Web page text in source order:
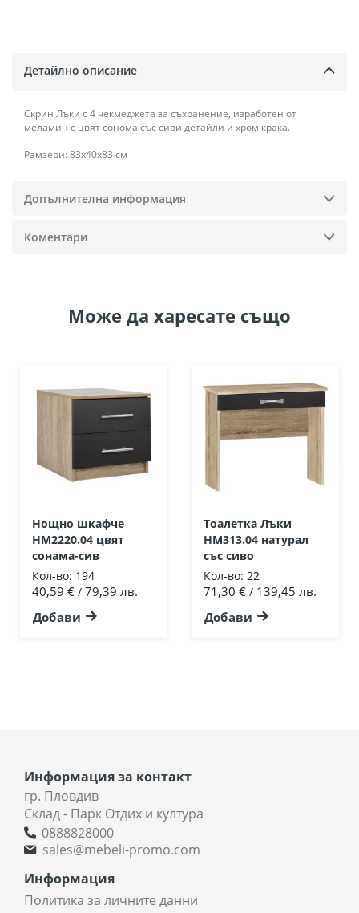
Детайлно описание
Скрин Лъки с 4 чекмеджета за съхранение, изработен от
меламин с цвят сонома със сиви детайли и хром крака.
Рамзери: 83x40x83 см
Допълнителна информация
Коментари
Може да харесате също
Нощно шкафче
HM2220.04 цвят
сонама-сив
Кол-во: 194
40,59 € / 79,39 лв.
Добави
Тоалетка Лъки
HM313.04 натурал
със сиво
Кол-во: 22
71,30 € / 139,45 лв.
Добави
Информация за контакт
гр. Пловдив
Склад - Парк Отдих и култура
0888828000
sales@mebeli-promo.com
Информация
Политика за личните данни